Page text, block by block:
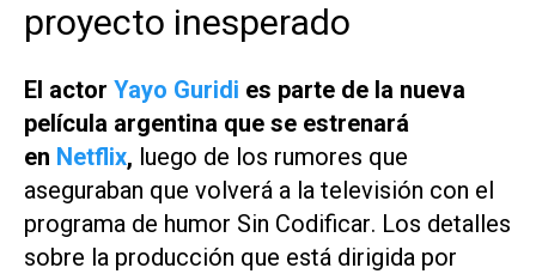
proyecto inesperado
El actor Yayo Guridi es parte de la nueva
película argentina que se estrenará
en Netflix, luego de los rumores que
aseguraban que volverá a la televisión con el
programa de humor Sin Codificar. Los detalles
sobre la producción que está dirigida por